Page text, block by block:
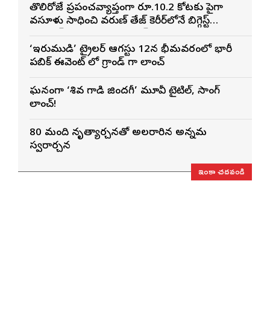
తొలిరోజే ప్రపంచవ్యాప్తంగా రూ.10.2 కోట్లకు పైగా
వసూళ్లు సాధించి వరుణ్ తేజ్ కెరీర్‌లోనే బిగ్గెస్ట్
‘ఇరుముడి’ ట్రైలర్ ఆగస్టు 12న భీమవరంలో భారీ
పబ్లిక్ ఈవెంట్ లో గ్రాండ్ గా లాంచ్
ఘనంగా ‘శివ గాడి జింద‌గీ’ మూవీ టైటిల్, సాంగ్
లాంచ్!
80 మంది నృత్యార్చనతో అలరారిన అన్నమ
స్వరార్చన
ఇంకా చదవండి